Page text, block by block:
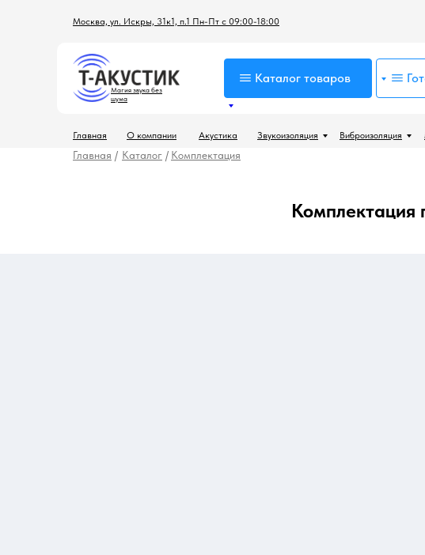
Магия звука без
шума
Главная О компании Звукоизоляция
Акустика Виброизоляция
Каталог товаров
Москва, ул. Искры, 31к1, п.1 Пн-Пт с 09:00-18:00
Главная Каталог
/ / Комплектация
Комплектация